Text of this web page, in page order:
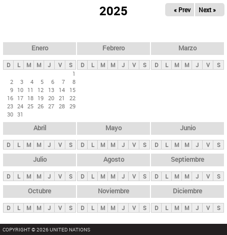
ds
p
n
c
i
p
l
e
s
2025 « Prev Next »
Enero
D L M M J V
S
1
2
3 4 5 6 7
8
9 10 11 12 13 14
15
16 17 18 19 20 21
22
23 24 25 26 27 28 29
30 31
Febrero
D L M M J V S
Marzo
D L M M J V S
Abril
D L M M J V S
Mayo
D L M M J V S
Junio
D L M M J V S
Julio
D L M M J V S
Agosto
D L M M J V S
Septiembre
D L M M J V S
Octubre
D L M M J V S
Noviembre
D L M M J V S
Diciembre
D L M M J V S
COPYRIGHT © 2026 UNITED NATIONS